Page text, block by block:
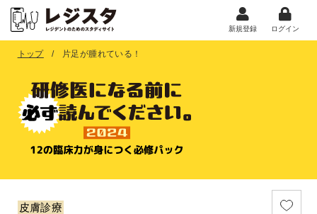
新規登録 ログイン
トップ 片足が腫れている！
皮膚診療